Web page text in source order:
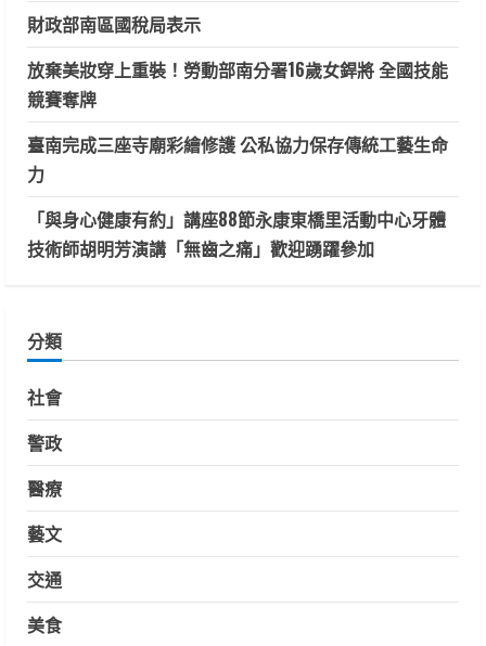
財政部南區國稅局表示
放棄美妝穿上重裝！勞動部南分署16歲女銲將 全國技能
競賽奪牌
臺南完成三座寺廟彩繪修護 公私協力保存傳統工藝生命
力
「與身心健康有約」講座88節永康東橋里活動中心牙體
技術師胡明芳演講「無齒之痛」歡迎踴躍參加
分類
社會
警政
醫療
藝文
交通
美食